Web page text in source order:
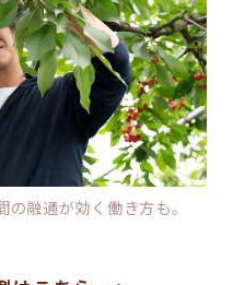
融通が効く働き方も。